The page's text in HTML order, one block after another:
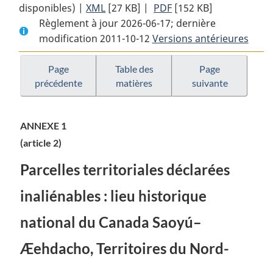
complet
:
Décret
déclarant
inaliénables
certaines
parcelles
Territoires
du
Nord-
(lieu
national
disponibles) |XML Texte
complet
:
Décret
déclarant
inaliénables
certaines
les
Territoires
du
Ouest
historique
[27 KB] | PDF Texte
complet
:
Décret
déclarant
inaliénables
certaines
les
Territoires
du
Nord-
Ouest
historique
[152 KB]
Règlement à jour 2026-06-17; dernière
modification 2011-10-12 Versions antérieures
Page
précédente
Table des
matières
Page
suivante
ANNEXE 1
(article 2)
Parcelles territoriales déclarées
inaliénables : lieu historique
national du Canada Saoyú–
Æehdacho, Territoires du Nord-